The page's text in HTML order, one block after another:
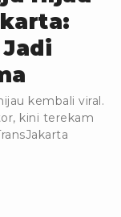
kembali viral.
kini terekam